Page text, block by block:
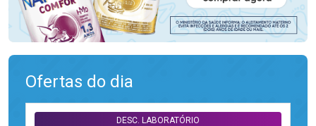
Ofertas do dia
DESC. LABORATÓRIO